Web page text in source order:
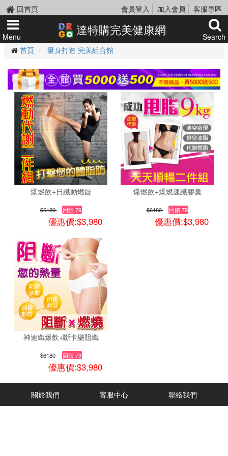
回首頁 會員登入 加入會員 客服專區
Menu 達特購完美健康網
Search
首頁
量身打造 完美組合館
爆燃飲+日纖動燃錠
$6180 回饋 79
優惠價:$3,980
爆燃飲+爆燃速纖膠囊
$6180 回饋 79
優惠價:$3,980
神速纖爆飲+斷卡樂阻纖
$6180 回饋 79
優惠價:$3,980
關於我們 客服中心 聯絡我們